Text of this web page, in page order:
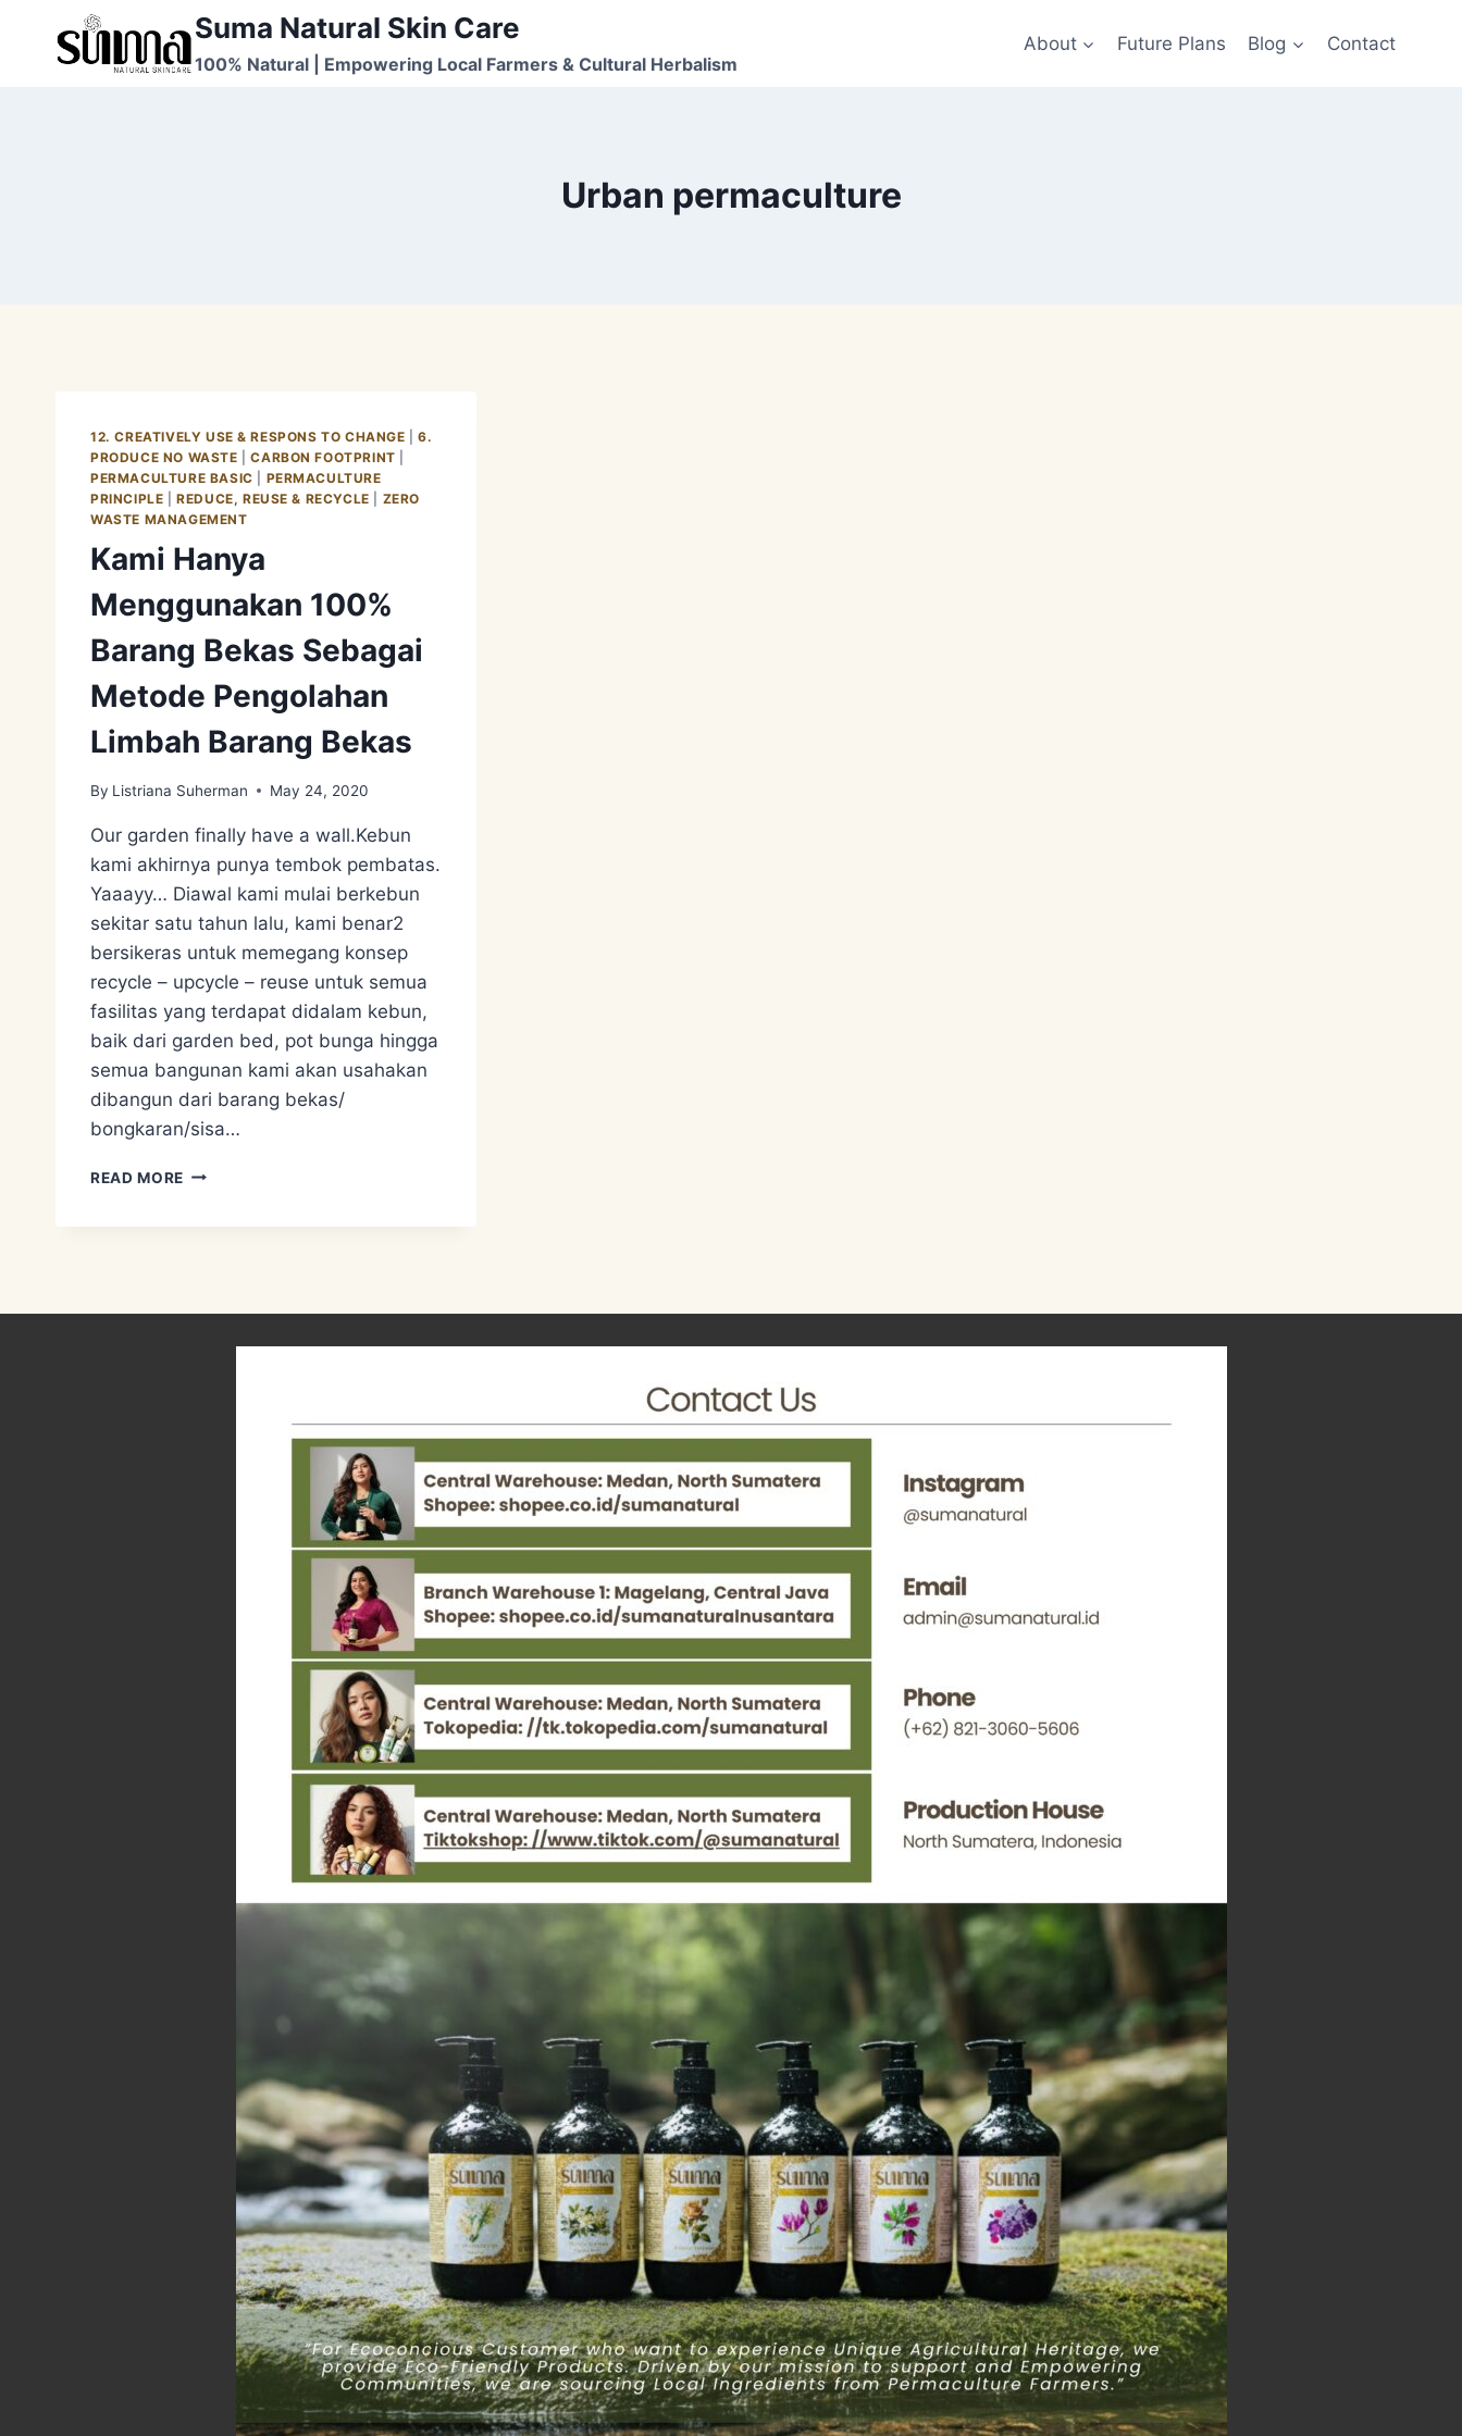
Suma Natural Skin Care
100% Natural | Empowering Local Farmers & Cultural Herbalism
About Future Plans Blog Contact
Urban permaculture
12. CREATIVELY USE & RESPONS TO CHANGE |6.
PRODUCE NO WASTE |CARBON FOOTPRINT
PERMACULTURE BASIC
PERMACULTURE
PRINCIPLE |REDUCE, REUSE & RECYCLE
ZERO
WASTE MANAGEMENT
Kami Hanya
Menggunakan 100%
Barang Bekas Sebagai
Metode Pengolahan
Limbah Barang Bekas
By Listriana Suherman May 24, 2020
Our garden finally have a wall.Kebun
kami akhirnya punya tembok pembatas.
Yaaayy… Diawal kami mulai berkebun
sekitar satu tahun lalu, kami benar2
bersikeras untuk memegang konsep
recycle – upcycle – reuse untuk semua
fasilitas yang terdapat didalam kebun,
baik dari garden bed, pot bunga hingga
semua bangunan kami akan usahakan
dibangun dari barang bekas/
bongkaran/sisa…
READ MORE KAMI